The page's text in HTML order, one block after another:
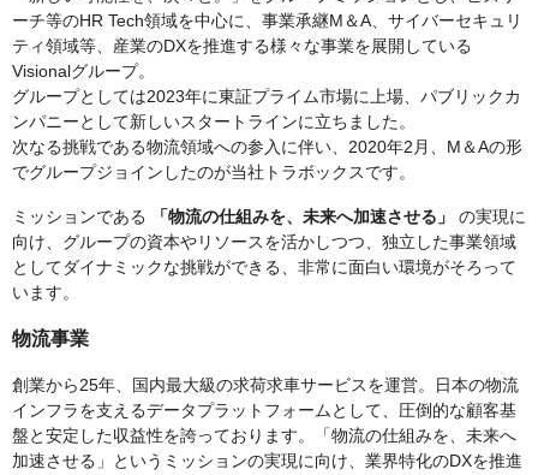
ーチ等のHR Tech領域を中心に、事業承継M＆A、サイバーセキュリ
ティ領域等、産業のDXを推進する様々な事業を展開している
Visionalグループ。
グループとしては2023年に東証プライム市場に上場、パブリックカ
ンパニーとして新しいスタートラインに立ちました。
次なる挑戦である物流領域への参入に伴い、2020年2月、M＆Aの形
でグループジョインしたのが当社トラボックスです。
ミッションである 「物流の仕組みを、未来へ加速させる」
の実現に
向け、グループの資本やリソースを活かしつつ、独立した事業領域
としてダイナミックな挑戦ができる、非常に面白い環境がそろって
います。
物流事業
創業から25年、国内最大級の求荷求車サービスを運営。日本の物流
インフラを支えるデータプラットフォームとして、圧倒的な顧客基
盤と安定した収益性を誇っております。「物流の仕組みを、未来へ
加速させる」というミッションの実現に向け、業界特化のDXを推進